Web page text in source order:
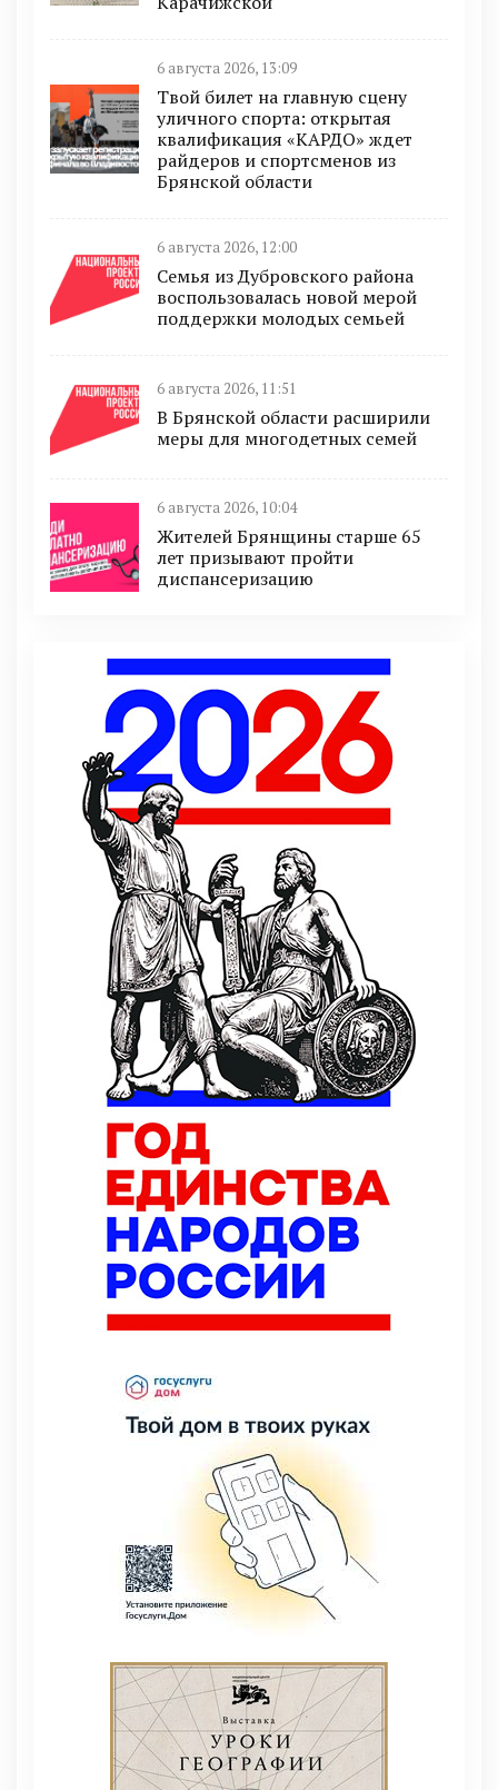
6 августа 2026, 13:09
Твой билет на главную сцену
уличного спорта: открытая
квалификация «КАРДО» ждет
райдеров и спортсменов из
Брянской области
6 августа 2026, 12:00
Семья из Дубровского района
воспользовалась новой мерой
поддержки молодых семьей
6 августа 2026, 11:51
В Брянской области расширили
меры для многодетных семей
6 августа 2026, 10:04
Жителей Брянщины старше 65
лет призывают пройти
диспансеризацию